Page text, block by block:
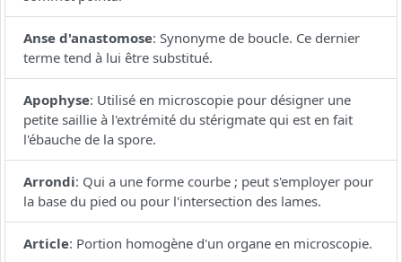
Anse d'anastomose: Synonyme de boucle. Ce dernier
terme tend à lui être substitué.
Apophyse: Utilisé en microscopie pour désigner une
petite saillie à l'extrémité du stérigmate qui est en fait
l'ébauche de la spore.
Arrondi: Qui a une forme courbe ; peut s'employer pour
la base du pied ou pour l'intersection des lames.
Article: Portion homogène d'un organe en microscopie.